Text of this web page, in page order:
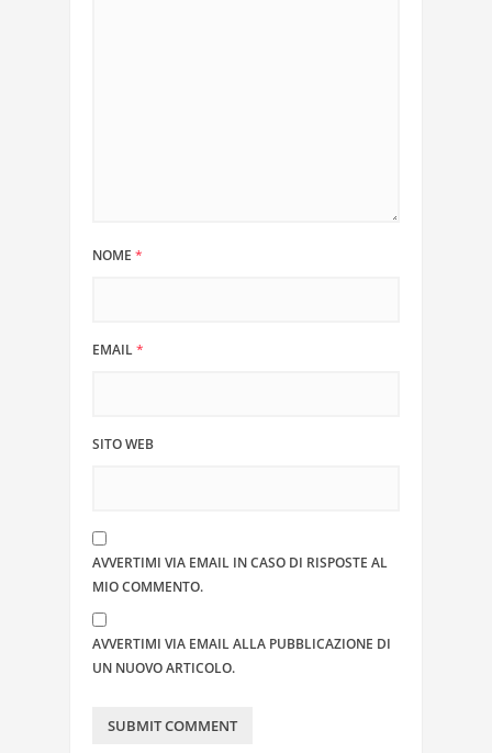
NOME *
EMAIL*
SITO WEB
AVVERTIMI VIA EMAIL IN CASO DI RISPOSTE AL
MIO COMMENTO.
AVVERTIMI VIA EMAIL ALLA PUBBLICAZIONE DI
UN NUOVO ARTICOLO.